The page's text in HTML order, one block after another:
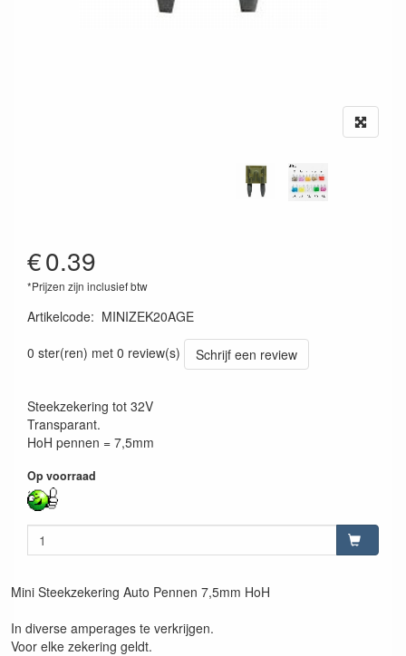
€0.39
*Prijzen zijn inclusief btw
Artikelcode: MINIZEK20AGE
0 ster(ren) met 0 review(s)
Schrijf een review
Steekzekering tot 32V
Transparant.
HoH pennen = 7,5mm
Op voorraad
Mini Steekzekering Auto Pennen 7,5mm HoH
In diverse amperages te verkrijgen.
Voor elke zekering geldt.